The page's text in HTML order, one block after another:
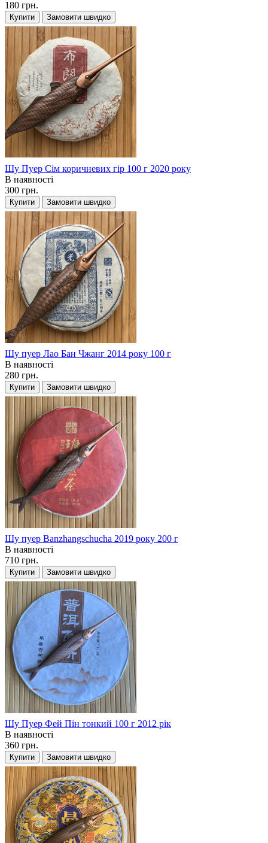
180 грн.
Купити Замовити швидко
Шу Пуер Сім коричневих гір 100 г 2020 року
В наявності
300 грн.
Купити Замовити швидко
Шу пуер Лао Бан Чжанг 2014 року 100 г
В наявності
280 грн.
Купити Замовити швидко
Шу пуер Banzhangschucha 2019 року 200 г
В наявності
710 грн.
Купити Замовити швидко
Шу Пуер Фей Пін тонкий 100 г 2012 рік
В наявності
360 грн.
Купити Замовити швидко